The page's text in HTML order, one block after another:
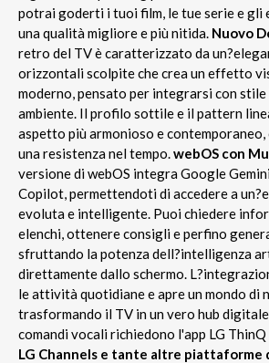
potrai goderti i tuoi film, le tue serie e gli
una qualità migliore e più nitida. Nuovo
retro del TV è caratterizzato da
orizzontali scolpite che crea un effetto
moderno, pensato per integrarsi con stile
ambiente. Il profilo sottile e il pattern
aspetto più armonioso e
una resistenza nel tempo.webOS con
versione di webOS integra Google
Copilot, permettendoti di accedere a
evoluta e intelligente. Puoi chiedere
elenchi, ottenere consigli e perfino
sfruttando la potenza dell?intelligenza
direttamente dallo schermo.
le attività quotidiane e apre un mondo di
trasformando il TV in un vero hub
comandi vocali richiedono l'app LG
LG Channels e tante altre piattaforme